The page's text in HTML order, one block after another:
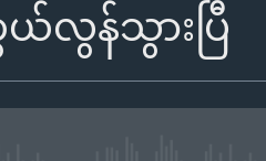
လွန်သွားပြီ